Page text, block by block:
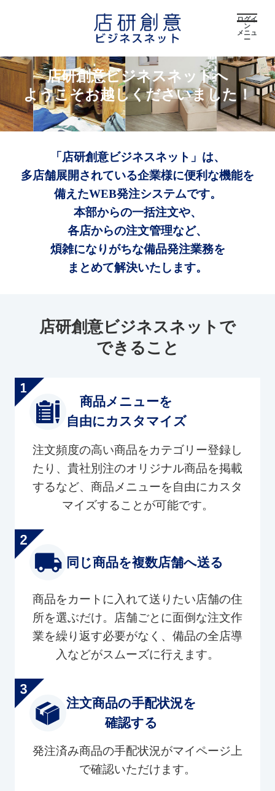
ログイ
ン
メニュ
ー
店研創意ビジネスネットへ
ようこそお越しくださいました！
「店研創意ビジネスネット」は、
多店舗展開されている企業様に便利な機能を
備えたWEB発注システムです。
本部からの一括注文や、
各店からの注文管理など、
煩雑になりがちな備品発注業務を
まとめて解決いたします。
店研創意ビジネスネットで
できること
商品メニューを
自由にカスタマイズ
注文頻度の高い商品をカテゴリー登録し
たり、貴社別注のオリジナル商品を掲載
するなど、商品メニューを自由にカスタ
マイズすることが可能です。
同じ商品を複数店舗へ送る
商品をカートに入れて送りたい店舗の住
所を選ぶだけ。店舗ごとに面倒な注文作
業を繰り返す必要がなく、備品の全店導
入などがスムーズに行えます。
注文商品の手配状況を
確認する
発注済み商品の手配状況がマイページ上
で確認いただけます。